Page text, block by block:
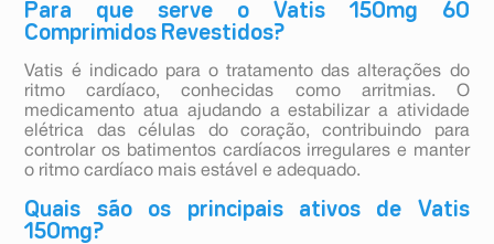
Para que serve o Vatis 150mg 60
Comprimidos Revestidos?
Vatis é indicado para o tratamento das alterações do
ritmo cardíaco, conhecidas como arritmias. O
medicamento atua ajudando a estabilizar a atividade
elétrica das células do coração, contribuindo para
controlar os batimentos cardíacos irregulares e manter
o ritmo cardíaco mais estável e adequado.
Quais são os principais ativos de Vatis
150mg?